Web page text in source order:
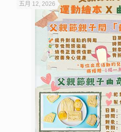
五月 12, 2026